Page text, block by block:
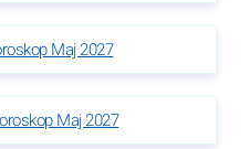
Maj 2027
Maj 2027